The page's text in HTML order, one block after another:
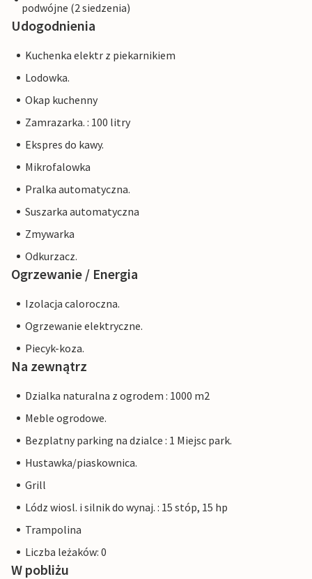
podwójne (2 siedzenia)
Udogodnienia
Kuchenka elektr z piekarnikiem
Lodowka.
Okap kuchenny
Zamrazarka. : 100 litry
Ekspres do kawy.
Mikrofalowka
Pralka automatyczna.
Suszarka automatyczna
Zmywarka
Odkurzacz.
Ogrzewanie / Energia
Izolacja caloroczna.
Ogrzewanie elektryczne.
Piecyk-koza.
Na zewnątrz
Dzialka naturalna z ogrodem : 1000 m2
Meble ogrodowe.
Bezplatny parking na dzialce : 1 Miejsc park.
Hustawka/piaskownica.
Grill
Lódz wiosl. i silnik do wynaj. : 15 stóp, 15 hp
Trampolina
Liczba leżaków: 0
W pobliżu